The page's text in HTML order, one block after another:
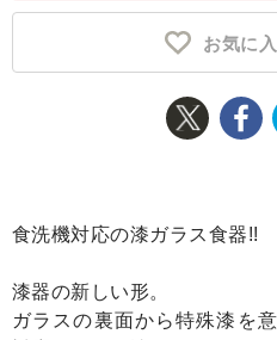
控除額シミュレータ
お気に
食洗機対応の漆ガラス食器!!
漆器の新しい形。
ガラスの裏面から特殊漆を